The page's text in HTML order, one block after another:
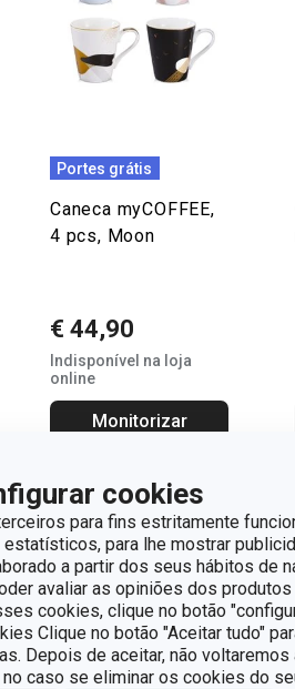
cookies
para fins estritamente
para lhe mostrar
a partir dos seus hábitos de
avaliar as opiniões dos
cookies, clique no botão
Clique no botão "Aceitar tudo"
Depois de aceitar, não
caso se eliminar os cookies do
Portes grátis
Caneca myCOFFEE,
4 pcs, Moon
€ 44,90
Indisponível na loja
online
Monitorizar